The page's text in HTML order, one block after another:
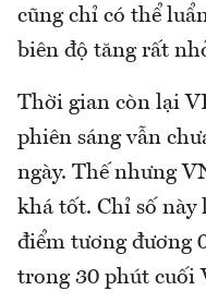
cũng chỉ có thể
biên độ tăng rất
Thời gian còn lại
phiên sáng vẫn
ngày. Thế nhưng
khá tốt. Chỉ số này
điểm tương đương
trong 30 phút cuối